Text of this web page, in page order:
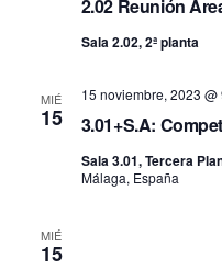
2.02 Reunión
Sala 2.02, 2ª planta
MIÉ
15 3.01+S.A:
15 noviembre, 2023 @
Sala 3.01, Tercera
Málaga, España
MIÉ
15